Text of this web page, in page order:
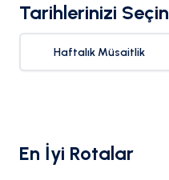
Tarihlerinizi Seçin
Haftalık Müsaitlik
En İyi Rotalar